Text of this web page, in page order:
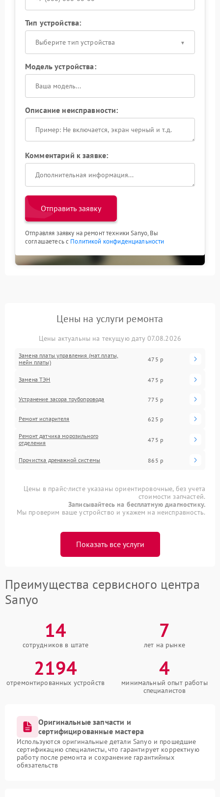
Тип устройства:
Выберите тип устройства
Модель устройства:
Описание неисправности:
Комментарий к заявке:
Отправить заявку
Отправляя заявку на ремонт техники Sanyo, Вы
соглашаетесь с Политикой конфиденциальности
Цены на услуги ремонта
Цены актуальны на текущую дату 07.08.2026
Замена платы управления (мат.платы,
мейн платы)
475 р
Замена ТЭН 475 р
Устранение засора трубопровода 775 р
Ремонт испарителя 625 р
Ремонт датчика морозильного
отделения
475 р
Прочистка дренажной системы 865 р
Цены в прайс-листе указаны ориентировочные, без учета
стоимости запчастей.
Записывайтесь на бесплатную диагностику.
Мы проверим ваше устройство и укажем на неисправность.
Показать все услуги
Преимущества сервисного центра
Sanyo
14
сотрудников в штате
7
лет на рынке
2194
отремонтированных устройств
4
минимальный опыт работы
специалистов
Оригинальные запчасти и
сертифицированные мастера
Используются оригинальные детали Sanyo и прошедшие
сертификацию специалисты, что гарантирует корректную
работу после ремонта и сохранение гарантийных
обязательств